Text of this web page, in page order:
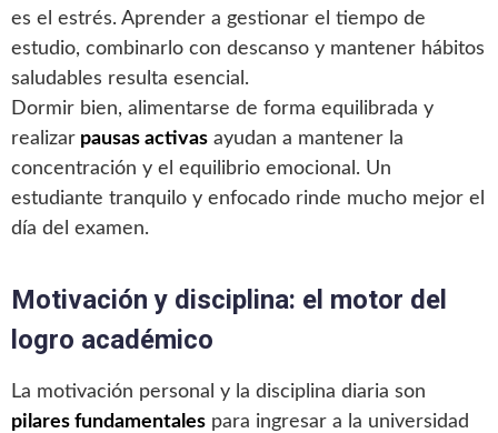
es el estrés. Aprender a gestionar el tiempo de
estudio, combinarlo con descanso y mantener hábitos
saludables resulta esencial.
Dormir bien, alimentarse de forma equilibrada y
realizar pausas activas ayudan a mantener la
concentración y el equilibrio emocional. Un
estudiante tranquilo y enfocado rinde mucho mejor el
día del examen.
Motivación y disciplina: el motor del
logro académico
La motivación personal y la disciplina diaria son
pilares fundamentales para ingresar a la universidad